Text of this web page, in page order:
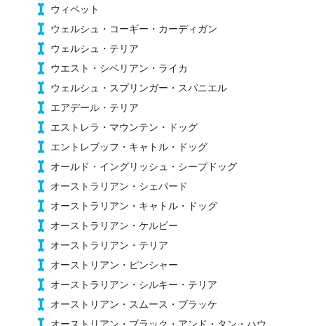
ウィペット
ウェルシュ・コーギー・カーディガン
ウェルシュ・テリア
ウエスト・シベリアン・ライカ
ウェルシュ・スプリンガー・スパニエル
エアデール・テリア
エストレラ・マウンテン・ドッグ
エントレブッフ・キャトル・ドッグ
オールド・イングリッシュ・シープドッグ
オーストラリアン・シェパード
オーストラリアン・キャトル・ドッグ
オーストラリアン・ケルピー
オーストラリアン・テリア
オーストリアン・ピンシャー
オーストラリアン・シルキー・テリア
オーストリアン・スムース・ブラッケ
オーストリアン・ブラック・アンド・タン・ハウ